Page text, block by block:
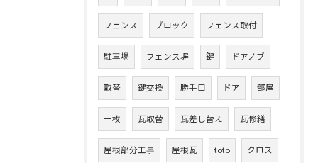
フェンス ブロック フェンス取付
駐車場 フェンス塀 鍵 ドアノブ
取替 鍵交換 勝手口 ドア 部屋
一枚 瓦取替 瓦差し替え 瓦修繕
屋根部分工事 屋根瓦 toto クロス